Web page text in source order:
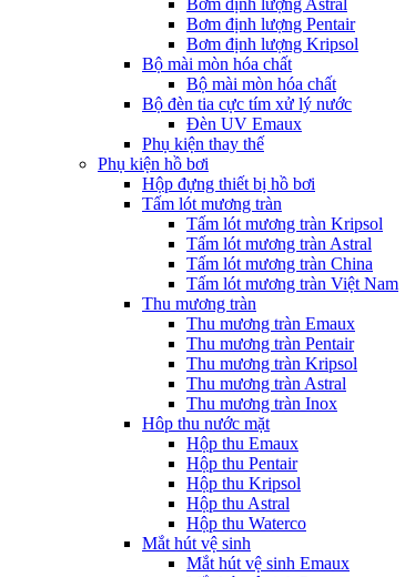
Bơm định lượng Astral
Bơm định lượng Pentair
Bơm định lượng Kripsol
Bộ mài mòn hóa chất
Bộ mài mòn hóa chất
Bộ đèn tia cực tím xử lý nước
Đèn UV Emaux
Phụ kiện thay thế
Phụ kiện hồ bơi
Hộp đựng thiết bị hồ bơi
Tấm lót mương tràn
Tấm lót mương tràn Kripsol
Tấm lót mương tràn Astral
Tấm lót mương tràn China
Tấm lót mương tràn Việt Nam
Thu mương tràn
Thu mương tràn Emaux
Thu mương tràn Pentair
Thu mương tràn Kripsol
Thu mương tràn Astral
Thu mương tràn Inox
Hôp thu nước mặt
Hộp thu Emaux
Hộp thu Pentair
Hộp thu Kripsol
Hộp thu Astral
Hộp thu Waterco
Mắt hút vệ sinh
Mắt hút vệ sinh Emaux